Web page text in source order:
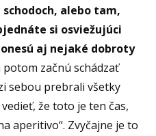
alebo tam,
si osviežujúci
aj nejaké dobroty
potom začnú schádzať
sebou prebrali všetky
že toto je ten čas,
aperitivo“. Zvyčajne je to